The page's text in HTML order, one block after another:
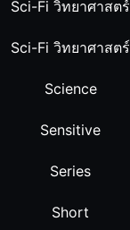
Sci-Fi วิทยาศาสตร์
Sci-Fi วิทยาศาสตร์
Science
Sensitive
Series
Short